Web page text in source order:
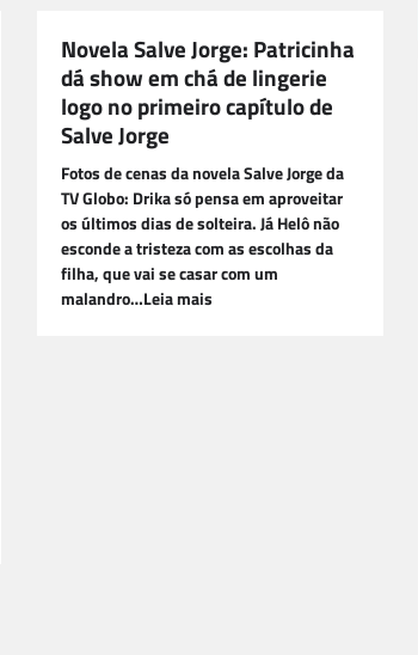
Novela Salve Jorge: Patricinha
dá show em chá de lingerie
logo no primeiro capítulo de
Salve Jorge
Fotos de cenas da novela Salve Jorge da
TV Globo: Drika só pensa em aproveitar
os últimos dias de solteira. Já Helô não
esconde a tristeza com as escolhas da
filha, que vai se casar com um
malandro…Leia mais